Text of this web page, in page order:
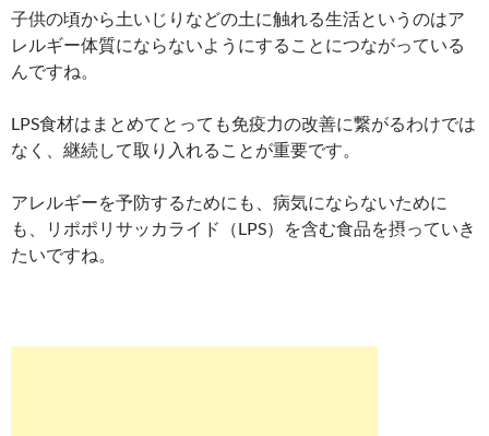
子供の頃から土いじりなどの土に触れる生活というのはア
レルギー体質にならないようにすることにつながっている
んですね。
LPS食材はまとめてとっても免疫力の改善に繋がるわけでは
なく、継続して取り入れることが重要です。
アレルギーを予防するためにも、病気にならないために
も、リポポリサッカライド（LPS）を含む食品を摂っていき
たいですね。